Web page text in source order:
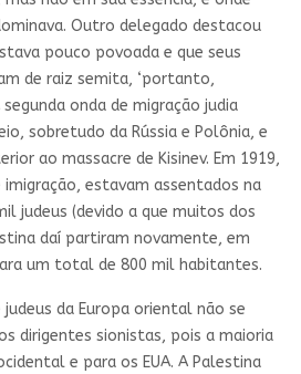
Outro delegado destacou
pouco povoada e que seus
de raiz semita, ‘portanto,
segunda onda de migração judia
sobretudo da Rússia e Polônia, e
ao massacre de Kisinev. Em 1919,
imigração, estavam assentados na
judeus (devido a que muitos dos
daí partiram novamente, em
um total de 800 mil habitantes.
da Europa oriental não se
dirigentes sionistas, pois a maioria
e para os EUA. A Palestina